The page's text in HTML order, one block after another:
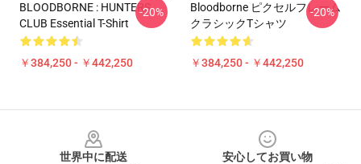
BLOODBORNE : HUNTERS
CLUB Essential T-Shirt
￥384,250 - ￥442,250
-20%
Bloodborne ピクセルフレーム
クラシックTシャツ
￥384,250 - ￥442,250
-20%
世界中に配送
安心してお買い物